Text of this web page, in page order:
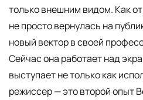
только внешним видом. Как
не просто вернулась на
новый вектор в своей
Сейчас она работает над
выступает не только как
режиссер — это второй опыт